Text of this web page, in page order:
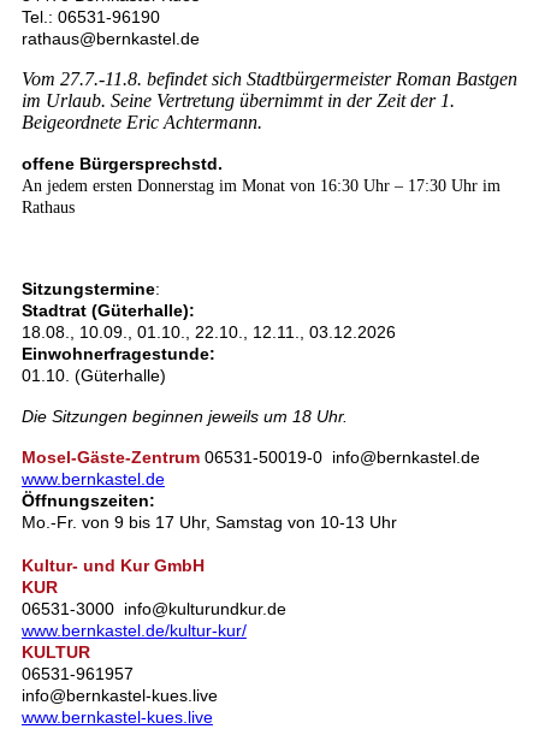
Tel.: 06531-96190
rathaus@bernkastel.de
Vom 27.7.-11.8. befindet sich Stadtbürgermeister Roman Bastgen
im Urlaub. Seine Vertretung übernimmt in der Zeit der 1.
Beigeordnete Eric Achtermann.
offene Bürgersprechstd.
An jedem ersten Donnerstag im Monat von 16:30 Uhr – 17:30 Uhr im
Rathaus
Sitzungstermine:
Stadtrat (Güterhalle):
18.08., 10.09., 01.10., 22.10., 12.11., 03.12.2026
Einwohnerfragestunde:
01.10. (Güterhalle)
Die Sitzungen beginnen jeweils um 18 Uhr.
Mosel-Gäste-Zentrum 06531-50019-0 info@bernkastel.de
www.bernkastel.de
Öffnungszeiten:
Mo.-Fr. von 9 bis 17 Uhr, Samstag von 10-13 Uhr
Kultur- und Kur GmbH
KUR
06531-3000 info@kulturundkur.de
www.bernkastel.de/kultur-kur/
KULTUR
06531-961957
info@bernkastel-kues.live
www.bernkastel-kues.live